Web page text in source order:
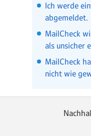
Ich werde
abgemeldet.
MailCheck
als unsicher
MailCheck
nicht wie